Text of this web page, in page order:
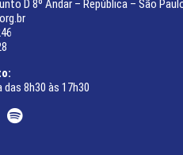
D 8º Andar – República – São
8h30 às 17h30